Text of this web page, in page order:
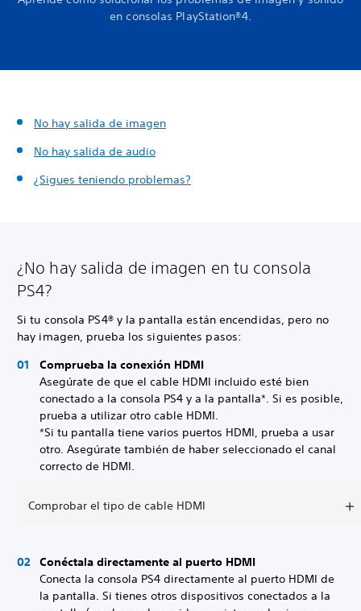
en consolas PlayStation®4.
No hay salida de imagen
No hay salida de audio
¿Sigues teniendo problemas?
¿No hay salida de imagen en tu consola
PS4?
Si tu consola PS4® y la pantalla están encendidas, pero no
hay imagen, prueba los siguientes pasos:
Comprueba la conexión HDMI
Asegúrate de que el cable HDMI incluido esté bien
conectado a la consola PS4 y a la pantalla*. Si es posible,
prueba a utilizar otro cable HDMI.
*Si tu pantalla tiene varios puertos HDMI, prueba a usar
otro. Asegúrate también de haber seleccionado el canal
correcto de HDMI.
Comprobar el tipo de cable HDMI
Conéctala directamente al puerto HDMI
Conecta la consola PS4 directamente al puerto HDMI de
la pantalla. Si tienes otros dispositivos conectados a la